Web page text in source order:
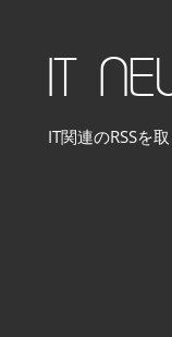
IT
IT関連のRSSを